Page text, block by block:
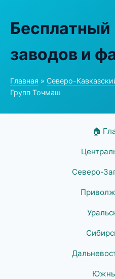
Бесплатный
заводов и
Главная » Северо-
Групп Точмаш
🏠
Северо-